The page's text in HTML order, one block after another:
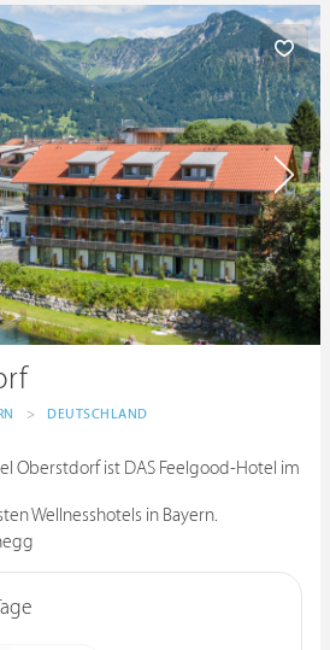
> DEUTSCHLAND
Oberstdorf ist DAS Feelgood-Hotel im
Wellnesshotels in Bayern.